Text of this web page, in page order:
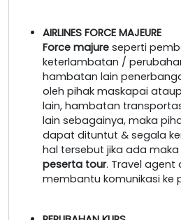
AIRLINES FORCE MAJEURE
Force majure seperti
keterlambatan /
hambatan lain
oleh pihak maskapai
lain, hambatan
lain sebagainya, maka
dapat dituntut & segala
hal tersebut jika ada
peserta tour. Travel agent
membantu komunikasi ke